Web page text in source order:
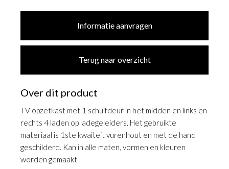
Informatie aanvragen
Terug naar overzicht
Over dit product
TV opzetkast met 1 schuifdeur in het midden en links en
rechts 4 laden op ladegeleiders. Het gebruikte
materiaal is 1ste kwaiteit vurenhout en met de hand
geschilderd. Kan in alle maten, vormen en kleuren
worden gemaakt.